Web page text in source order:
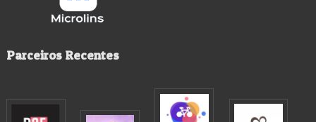
Parceiros Recentes